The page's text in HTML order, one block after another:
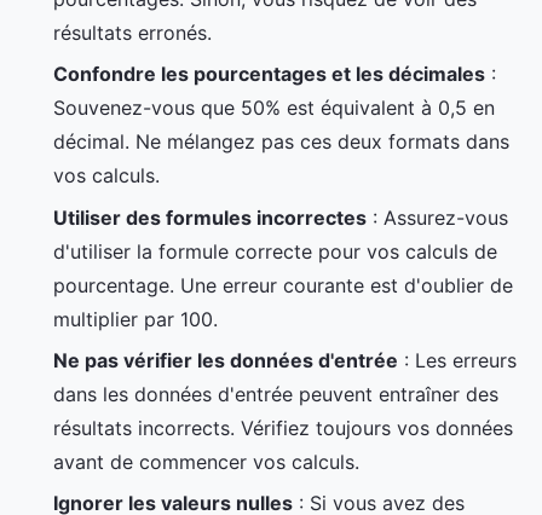
résultats erronés.
Confondre les pourcentages et les décimales :
Souvenez-vous que 50% est équivalent à 0,5 en
décimal. Ne mélangez pas ces deux formats dans
vos calculs.
Utiliser des formules incorrectes : Assurez-vous
d'utiliser la formule correcte pour vos calculs de
pourcentage. Une erreur courante est d'oublier de
multiplier par 100.
Ne pas vérifier les données d'entrée : Les erreurs
dans les données d'entrée peuvent entraîner des
résultats incorrects. Vérifiez toujours vos données
avant de commencer vos calculs.
Ignorer les valeurs nulles : Si vous avez des